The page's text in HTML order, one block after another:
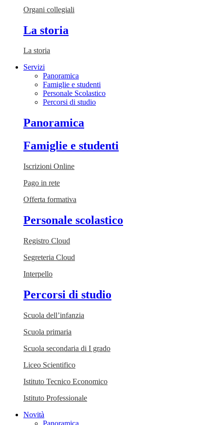
Organi collegiali
La storia
La storia
Servizi
Panoramica
Famiglie e studenti
Personale Scolastico
Percorsi di studio
Panoramica
Famiglie e studenti
Iscrizioni Online
Pago in rete
Offerta formativa
Personale scolastico
Registro Cloud
Segreteria Cloud
Interpello
Percorsi di studio
Scuola dell’infanzia
Scuola primaria
Scuola secondaria di I grado
Liceo Scientifico
Istituto Tecnico Economico
Istituto Professionale
Novità
Panoramica